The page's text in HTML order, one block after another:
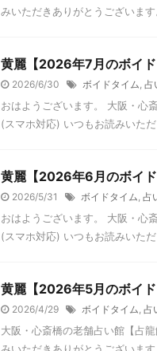
みいただきありがとうございま
黄麗【2026年7月のボイド
2026/6/30 ボイドタイム, 占
おはようございます。 大阪・心
(スマホ対応) いつもお読みいた
黄麗【2026年6月のボイド
2026/5/31 ボイドタイム, 占
おはようございます。 大阪・心
(スマホ対応) いつもお読みいた
黄麗【2026年5月のボイド
2026/4/29 ボイドタイム, 占
大阪・心斎橋の老舗占い館【占